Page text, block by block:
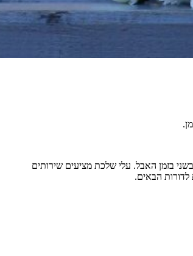
בזמן האבל. עלי שלכת מציעים שירותים
הבאים.